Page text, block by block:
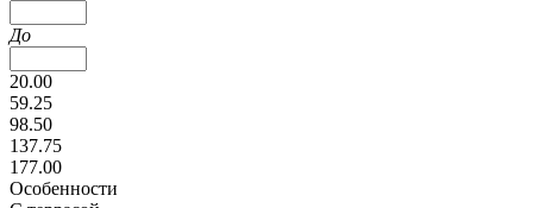
До
20.00
59.25
98.50
137.75
177.00
Особенности